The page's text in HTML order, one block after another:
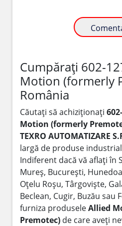
Cumpărați 602-
Motion (formerly
România
Căutați să achiziționați
Motion (formerly
TEXRO AUTOMATIZARE
largă de produse
Indiferent dacă vă aflați în
Mureș, București,
Oțelu Roșu, Târgoviște,
Beclean, Cugir, Buzău sau
furniza produseleAllied
Premotec) de care aveți